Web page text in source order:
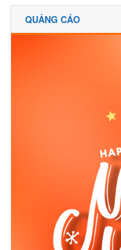
QUẢNG CÁO